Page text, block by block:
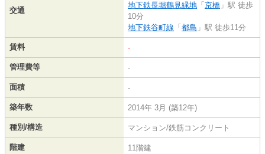
交通
地下鉄長堀鶴見緑地 「 京橋 」駅 徒歩
10分
地下鉄谷町線 「 都島 」駅 徒歩11分
賃料 -
管理費等 -
面積 -
築年数 2014年 3月 (築12年)
種別/構造 マンション/鉄筋コンクリート
階建 11階建